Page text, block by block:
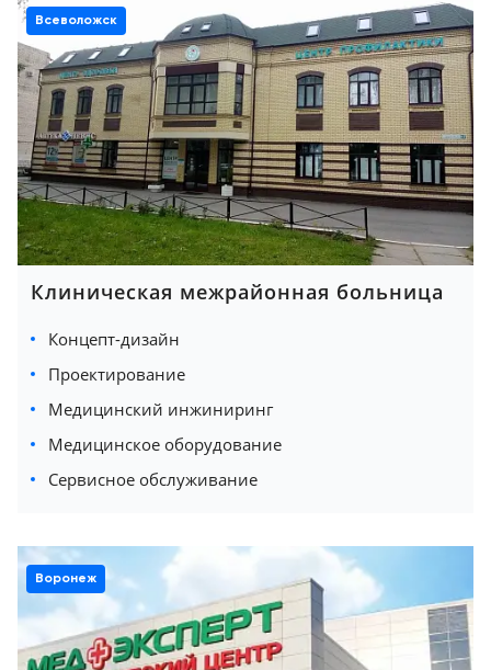
Всеволожск
Клиническая межрайонная больница
Концепт-дизайн
Проектирование
Медицинский инжиниринг
Медицинское оборудование
Сервисное обслуживание
Воронеж